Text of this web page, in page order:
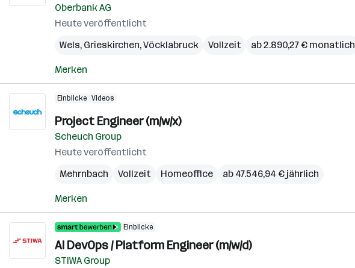
Oberbank AG
Heute veröffentlicht
Wels, Grieskirchen,Vöcklabruck Vollzeit ab 2.890,27 € monatlich
Merken
Einblicke Videos
Project Engineer (m/w/x)
Scheuch Group
Heute veröffentlicht
Mehrnbach
Vollzeit Homeoffice ab 47.546,94 € jährlich
Merken
Einblicke
AI DevOps / Platform Engineer (m/w/d)
STIWA Group